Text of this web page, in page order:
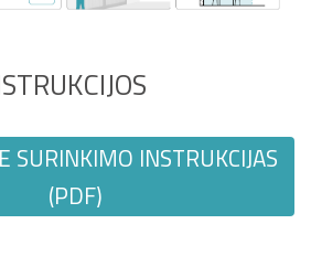
SURINKIMO INSTRUKCIJAS
(PDF)